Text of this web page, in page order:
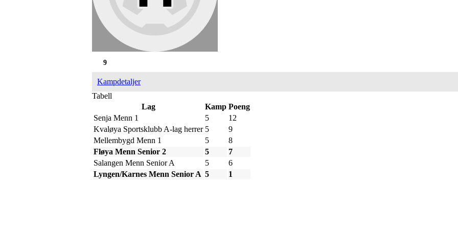
9
Kampdetaljer
Tabell
Lag
Kamp Poeng
Senja Menn 1
5
12
Kvaløya Sportsklubb A-lag herrer 5
9
Mellembygd Menn 1
5
8
Fløya Menn Senior 2
5
7
Salangen Menn Senior A
5
6
Lyngen/Karnes Menn Senior A 5 1